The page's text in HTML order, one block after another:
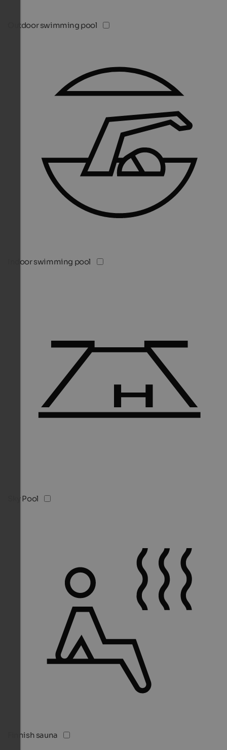
Outdoor swimming pool
Indoor swimming pool
Sky Pool
Finnish sauna